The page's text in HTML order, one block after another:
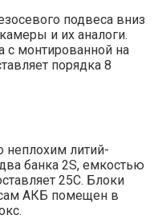
подвеса вниз
и их аналоги.
с монтированной на
порядка 8
неплохим литий-
банка 2S, емкостью
25С. Блоки
АКБ помещен в